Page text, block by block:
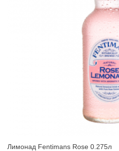
Лимонад Fentimans Rose 0.275л